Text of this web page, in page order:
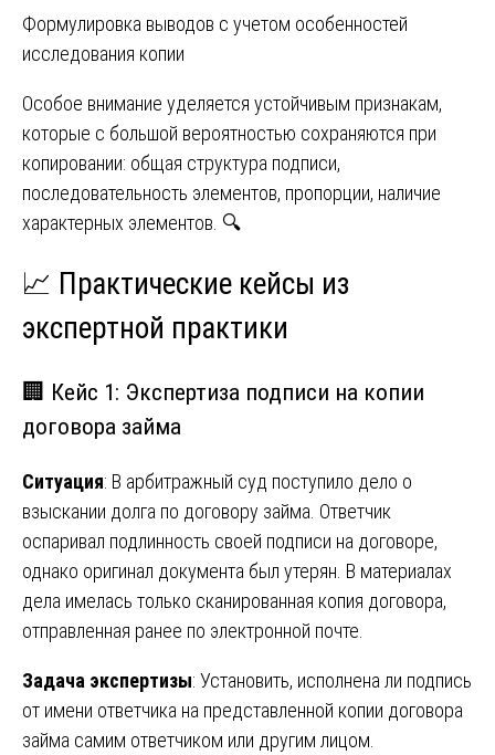
Формулировка выводов с учетом особенностей
исследования копии
Особое внимание уделяется устойчивым признакам,
которые с большой вероятностью сохраняются при
копировании: общая структура подписи,
последовательность элементов, пропорции, наличие
характерных элементов. 🔍
📈 Практические кейсы из
экспертной практики
🏢 Кейс 1: Экспертиза подписи на копии
договора займа
Ситуация: В арбитражный суд поступило дело о
взыскании долга по договору займа. Ответчик
оспаривал подлинность своей подписи на договоре,
однако оригинал документа был утерян. В материалах
дела имелась только сканированная копия договора,
отправленная ранее по электронной почте.
Задача экспертизы: Установить, исполнена ли подпись
от имени ответчика на представленной копии договора
займа самим ответчиком или другим лицом.